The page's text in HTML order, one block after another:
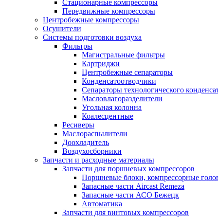
Стационарные компрессоры
Передвижные компрессоры
Центробежные компрессоры
Осушители
Системы подготовки воздуха
Фильтры
Магистральные фильтры
Картриджи
Центробежные сепараторы
Конденсатоотводчики
Сепараторы технологического
Масловлагоразделители
Угольная колонна
Коалесцентные
Ресиверы
Маслораспылители
Доохладитель
Воздухосборники
Запчасти и расходные материалы
Запчасти для поршневых компрессоров
Поршневые блоки, компрессорные
Запасные части Aircast Remeza
Запасные части АСО Бежецк
Автоматика
Запчасти для винтовых компрессоров